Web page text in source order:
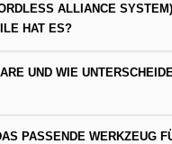
ALLIANCE
HAT ES?
UND WIE
PASSENDE WERKZEUG